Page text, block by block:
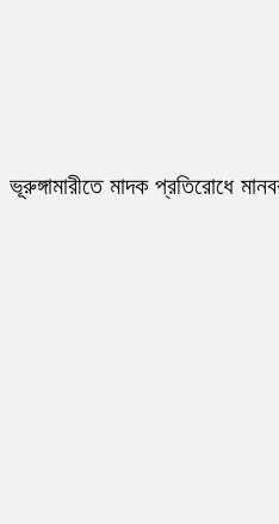
ভূরুঙ্গামারীতে মাদক প্রতিরোধে